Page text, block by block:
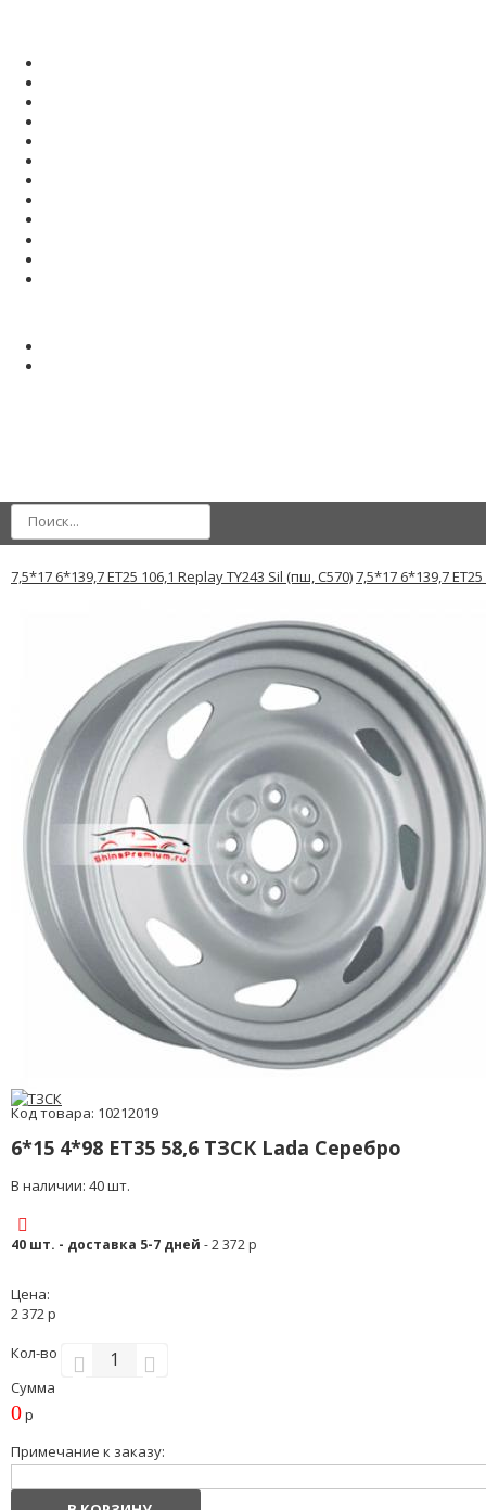
7,5*17 6*139,7 ET25 106,1 Replay TY243 Sil (пш, C570)7,5*17 6*139,7
Код товара: 10212019
6*15 4*98 ET35 58,6 ТЗСК Lada Серебро
В наличии: 40 шт.
40 шт. - доставка 5-7 дней - 2 372 р
Цена:
2 372 р
Кол-во
Сумма
0р
Примечание к заказу: